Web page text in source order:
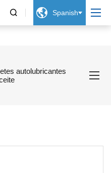
  Spanish
autolubricantes